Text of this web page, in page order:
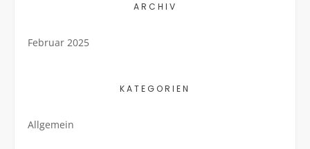
ARCHIV
Februar 2025
KATEGORIEN
Allgemein